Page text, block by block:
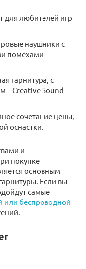
для любителей игр
наушники с
помехами –
гарнитура, с
– Creative Sound
сочетание цены,
оснастки.
и
покупке
основным
Если вы
самые
или беспроводной